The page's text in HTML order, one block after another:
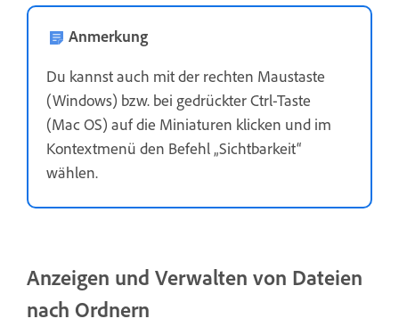
Anmerkung
Du kannst auch mit der rechten Maustaste
(Windows) bzw. bei gedrückter Ctrl-Taste
(Mac OS) auf die Miniaturen klicken und im
Kontextmenü den Befehl „Sichtbarkeit“
wählen.
Anzeigen und Verwalten von Dateien
nach Ordnern